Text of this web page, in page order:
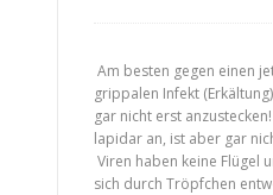
Am besten gegen einen
grippalen Infekt
gar nicht erst
lapidar an, ist aber gar
Viren haben keine Flügel
sich durch Tröpfchen